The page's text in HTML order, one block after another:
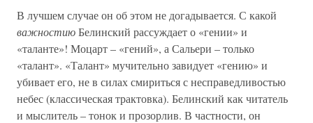
В лучшем случае он об этом не догадывается. С какой
важностиюБелинский рассуждает о «гении» и
«таланте»! Моцарт – «гений», а Сальери – только
«талант». «Талант» мучительно завидует «гению» и
убивает его, не в силах смириться с несправедливостью
небес (классическая трактовка). Белинский как читатель
и мыслитель – тонок и прозорлив. В частности, он